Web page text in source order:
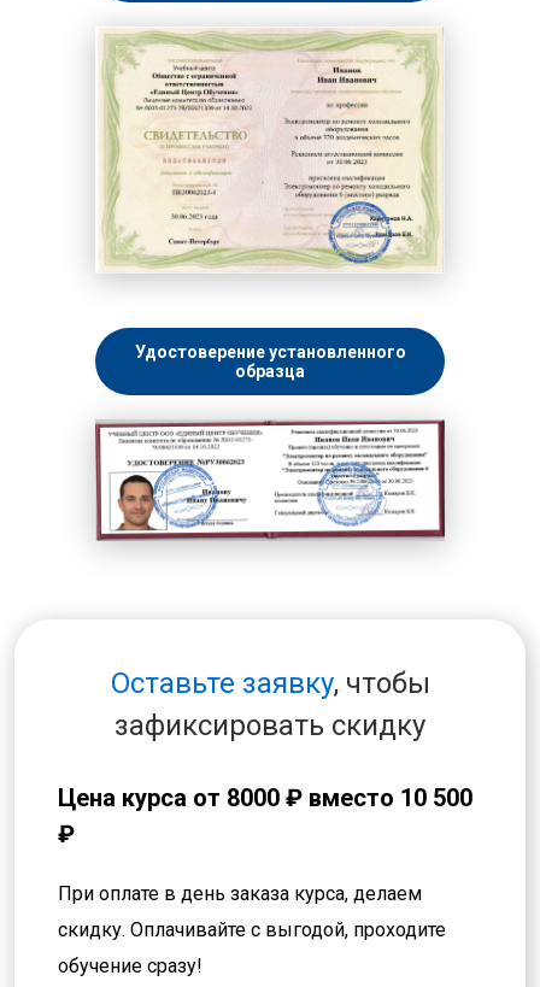
Удостоверение установленного
образца
Оставьте заявку, чтобы
зафиксировать скидку
Цена курса от 8000 ₽ вместо 10 500
₽
При оплате в день заказа курса, делаем
скидку. Оплачивайте с выгодой, проходите
обучение сразу!